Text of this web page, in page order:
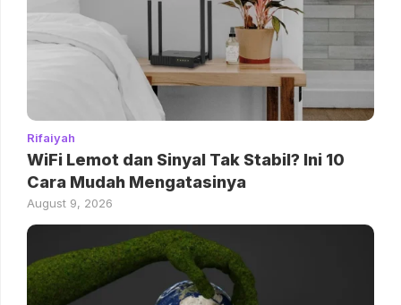
Rifaiyah
WiFi Lemot dan Sinyal Tak Stabil? Ini 10
Cara Mudah Mengatasinya
August 9, 2026